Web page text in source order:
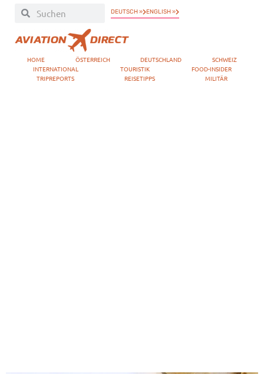
DEUTSCH » ENGLISH »
HOME ÖSTERREICH DEUTSCHLAND
SCHWEIZ
INTERNATIONAL
TOURISTIK
FOOD-INSIDER
TRIPREPORTS
REISETIPPS MILITÄR